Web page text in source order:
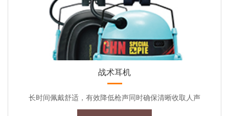
战术耳机
长时间佩戴舒适，有效降低枪声同时确保清晰收取人声